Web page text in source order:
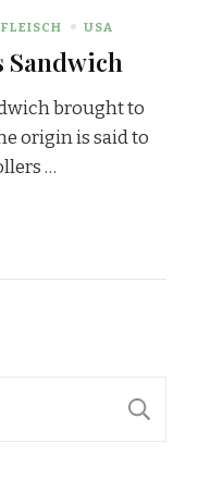
USA
Sandwich
brought to
origin is said to
…